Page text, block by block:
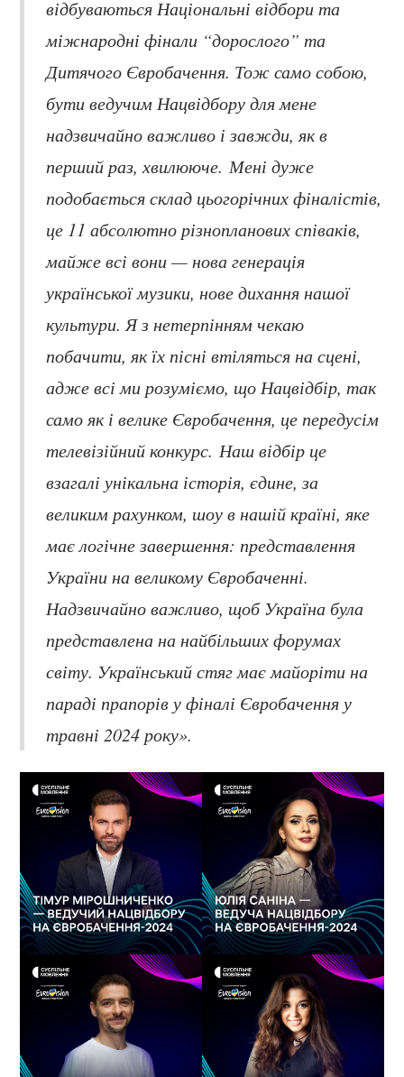
відбуваються Національні відбори та
міжнародні фінали “дорослого” та
Дитячого Євробачення. Тож само собою,
бути ведучим Нацвідбору для мене
надзвичайно важливо і завжди, як в
перший раз, хвилююче. Мені дуже
подобається склад цьогорічних фіналістів,
це 11 абсолютно різнопланових співаків,
майже всі вони — нова генерація
української музики, нове дихання нашої
культури. Я з нетерпінням чекаю
побачити, як їх пісні втіляться на сцені,
адже всі ми розуміємо, що Нацвідбір, так
само як і велике Євробачення, це передусім
телевізійний конкурс. Наш відбір це
взагалі унікальна історія, єдине, за
великим рахунком, шоу в нашій країні, яке
має логічне завершення: представлення
України на великому Євробаченні.
Надзвичайно важливо, щоб Україна була
представлена на найбільших форумах
світу. Український стяг має майоріти на
параді прапорів у фіналі Євробачення у
травні 2024 року».